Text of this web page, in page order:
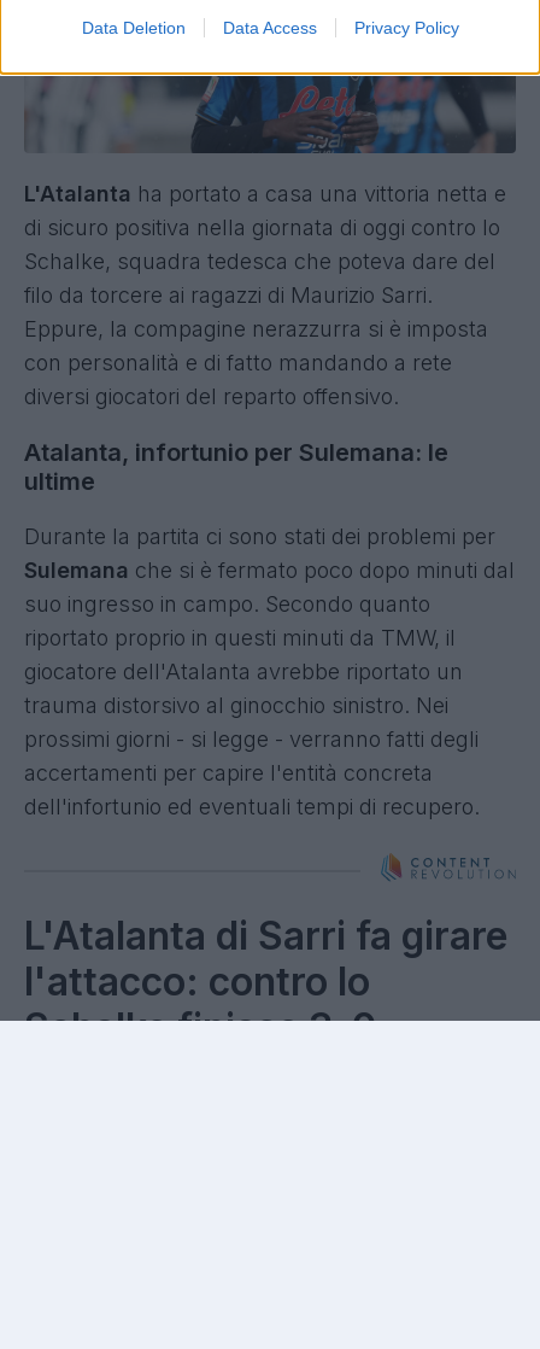
Data Deletion Data Access Privacy Policy
L'Atalanta ha portato a casa una vittoria netta e
di sicuro positiva nella giornata di oggi contro lo
Schalke, squadra tedesca che poteva dare del
filo da torcere ai ragazzi di Maurizio Sarri.
Eppure, la compagine nerazzurra si è imposta
con personalità e di fatto mandando a rete
diversi giocatori del reparto offensivo.
Atalanta, infortunio per Sulemana: le
ultime
Durante la partita ci sono stati dei problemi per
Sulemana che si è fermato poco dopo minuti dal
suo ingresso in campo. Secondo quanto
riportato proprio in questi minuti da TMW, il
giocatore dell'Atalanta avrebbe riportato un
trauma distorsivo al ginocchio sinistro. Nei
prossimi giorni - si legge - verranno fatti degli
accertamenti per capire l'entità concreta
dell'infortunio ed eventuali tempi di recupero.
L'Atalanta di Sarri fa girare
l'attacco: contro lo
Schalke finisce 3-0